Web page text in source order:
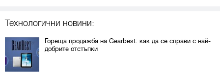
Технологични новини:
Гореща продажба на Gearbest: как да се справи с най-
добрите отстъпки